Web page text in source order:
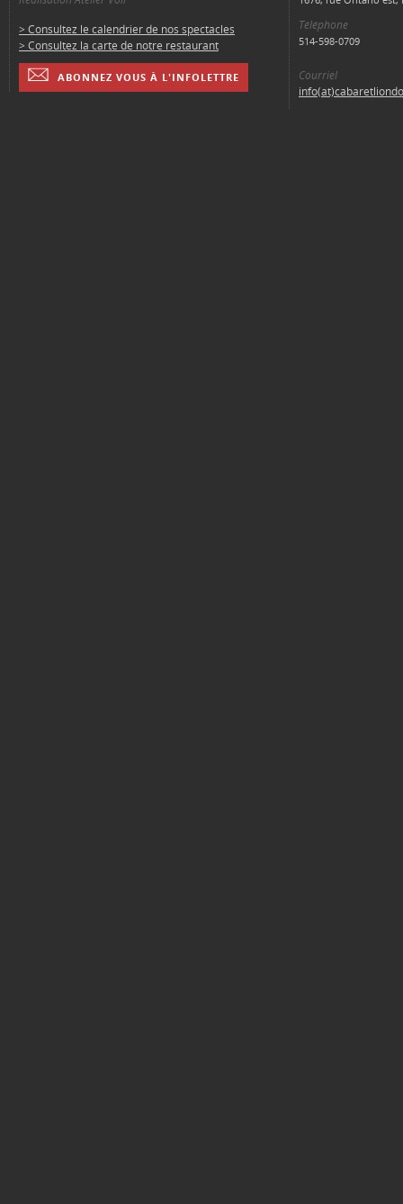
> Consultez le calendrier de nos spectacles
> Consultez la carte de notre restaurant
ABONNEZ VOUS À L'INFOLETTRE
Téléphone
514-598-0709
Courriel